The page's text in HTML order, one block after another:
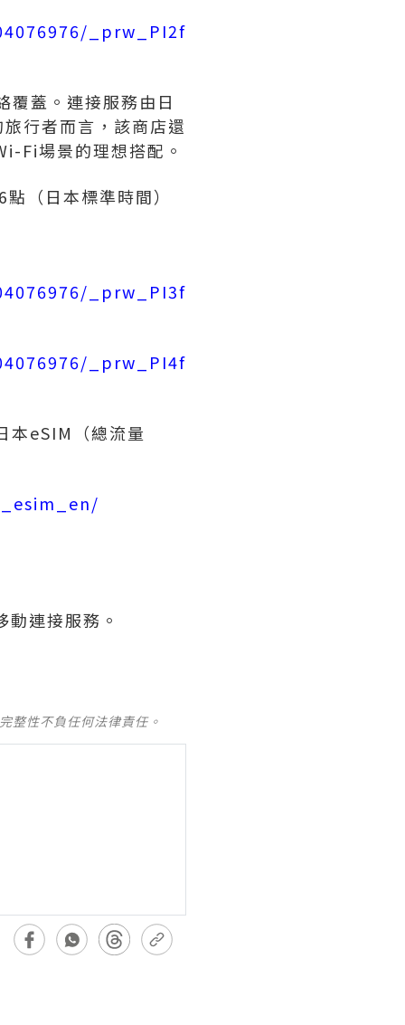
_prw_PI2f
覆蓋。連接服務由日
行者而言，該商店還
Fi場景的理想搭配。
（日本標準時間）
_prw_PI3f
_prw_PI4f
eSIM（總流量
連接服務。
整性不負任何法律責任。